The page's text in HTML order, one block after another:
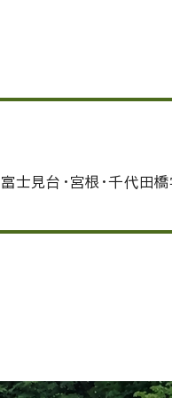
富士見台・宮根・千代田